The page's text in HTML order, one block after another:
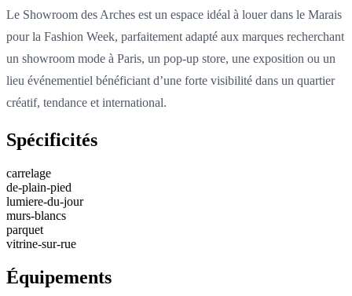
Le Showroom des Arches est un espace idéal à louer dans le Marais
pour la Fashion Week, parfaitement adapté aux marques recherchant
un showroom mode à Paris, un pop-up store, une exposition ou un
lieu événementiel bénéficiant d’une forte visibilité dans un quartier
créatif, tendance et international.
Spécificités
carrelage
de-plain-pied
lumiere-du-jour
murs-blancs
parquet
vitrine-sur-rue
Équipements